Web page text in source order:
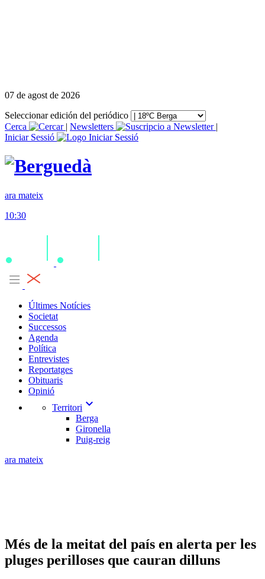
07 de agost de 2026
Seleccionar edición del periódico
Cerca
| Newsletters
|
Iniciar Sessió
ara mateix
10:30
Últimes Notícies
Societat
Successos
Agenda
Política
Entrevistes
Reportatges
Obituaris
Opinió
Territori expand_more
Berga
Gironella
Puig-reig
ara mateix
Més de la meitat del país en alerta per les
pluges perilloses que cauran dilluns